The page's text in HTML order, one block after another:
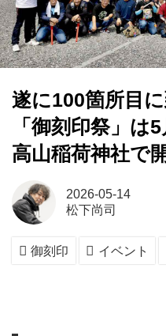
遂に100箇所目
「御刻印祭」は
高山稲荷神社で
2026-05-14
松下尚司
御刻印 イベント